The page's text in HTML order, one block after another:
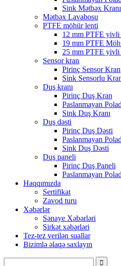
Sink Mətbəx Kranı
Mətbəx Lavabosu
PTFE möhür lenti
12 mm PTFE yivli
19 mm PTFE
25 mm PTFE yivli
Sensor kran
Pirinç Sensor Kran
Sink Sensorlu
Duş kranı
Pirinç Duş Kran
Paslanmayan
Sink Duş Kranı
Duş dəsti
Pirinç Duş Dəsti
Paslanmayan
Sink Duş Dəsti
Duş paneli
Pirinç Duş Paneli
Paslanmayan
Haqqımızda
Sertifikat
Zavod turu
Xəbərlər
Sənaye Xəbərləri
Şirkət xəbərləri
Tez-tez verilən suallar
Bizimlə əlaqə saxlayın